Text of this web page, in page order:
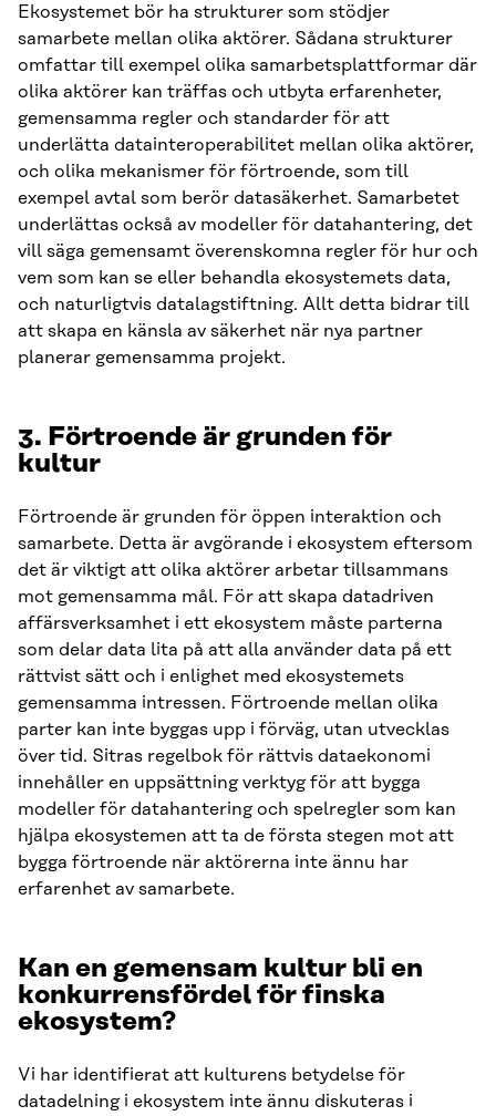
Ekosystemet bör ha strukturer som stödjer
samarbete mellan olika aktörer. Sådana strukturer
omfattar till exempel olika samarbetsplattformar där
olika aktörer kan träffas och utbyta erfarenheter,
gemensamma regler och standarder för att
underlätta datainteroperabilitet mellan olika aktörer,
och olika mekanismer för förtroende, som till
exempel avtal som berör datasäkerhet. Samarbetet
underlättas också av modeller för datahantering, det
vill säga gemensamt överenskomna regler för hur och
vem som kan se eller behandla ekosystemets data,
och naturligtvis datalagstiftning. Allt detta bidrar till
att skapa en känsla av säkerhet när nya partner
planerar gemensamma projekt.
3. Förtroende är grunden för
kultur
Förtroende är grunden för öppen interaktion och
samarbete. Detta är avgörande i ekosystem eftersom
det är viktigt att olika aktörer arbetar tillsammans
mot gemensamma mål. För att skapa datadriven
affärsverksamhet i ett ekosystem måste parterna
som delar data lita på att alla använder data på ett
rättvist sätt och i enlighet med ekosystemets
gemensamma intressen. Förtroende mellan olika
parter kan inte byggas upp i förväg, utan utvecklas
över tid. Sitras regelbok för rättvis dataekonomi
innehåller en uppsättning verktyg för att bygga
modeller för datahantering och spelregler som kan
hjälpa ekosystemen att ta de första stegen mot att
bygga förtroende när aktörerna inte ännu har
erfarenhet av samarbete.
Kan en gemensam kultur bli en
konkurrensfördel för finska
ekosystem?
Vi har identifierat att kulturens betydelse för
datadelning i ekosystem inte ännu diskuteras i